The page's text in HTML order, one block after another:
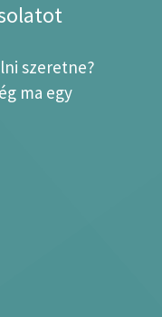
szeretne?
ma egy